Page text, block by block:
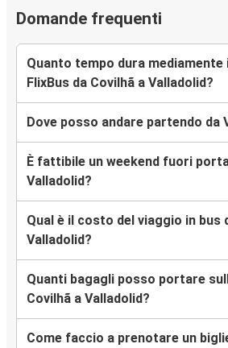
Domande frequenti
Quanto tempo dura mediamente
FlixBus da Covilhã a Valladolid?
Dove posso andare partendo da
È fattibile un weekend fuori
Valladolid?
Qual è il costo del viaggio in bus
Valladolid?
Quanti bagagli posso portare
Covilhã a Valladolid?
Come faccio a prenotare un